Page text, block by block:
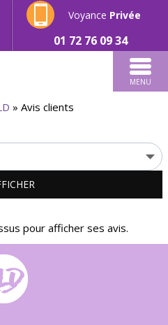
Voyance Privée
01 72 76 09 34
MENU
» Avis clients
pour afficher ses avis.